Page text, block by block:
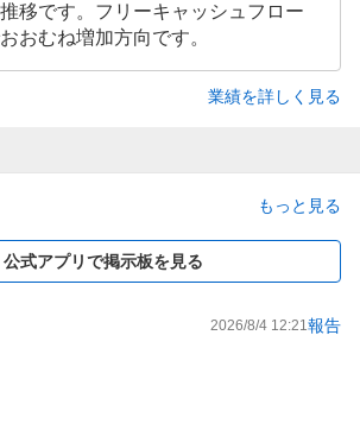
移です。フリーキャッシュフロー
おむね増加方向です。
業績を詳しく見る
もっと見る
公式アプリで掲示板を見る
2026/8/4 12:21報告